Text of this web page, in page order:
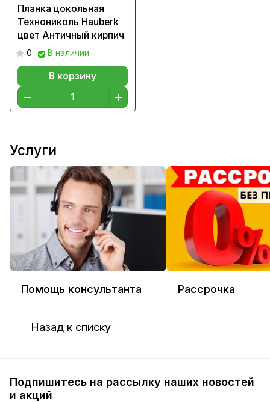
Планка цокольная
Технониколь Hauberk
цвет Античный кирпич
0 В наличии
В корзину
Услуги
Помощь консультанта Рассрочка
Назад к списку
Подпишитесь на рассылку наших новостей
и акций